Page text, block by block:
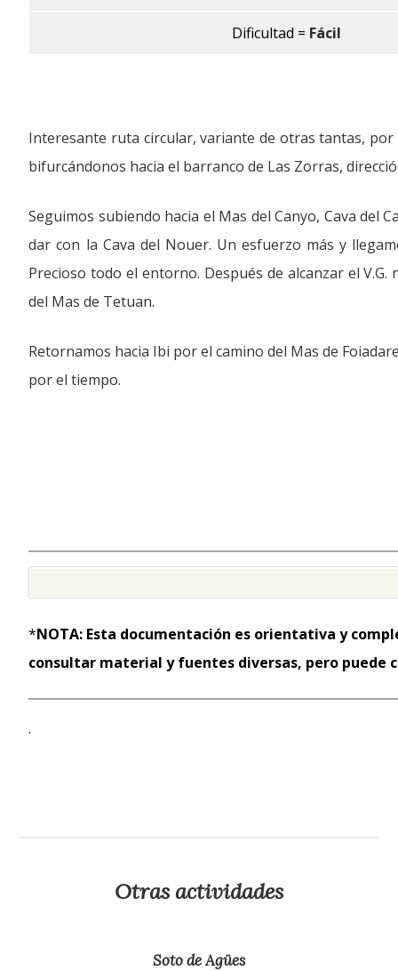
Dificultad = Fácil
Interesante ruta circular, variante de otras tantas, por
bifurcándonos hacia el barranco de Las Zorras,
Seguimos subiendo hacia el Mas del Canyo, Cava del
dar con la Cava del Nouer. Un esfuerzo más y
Precioso todo el entorno. Después de alcanzar el
del Mas de Tetuan.
Retornamos hacia Ibi por el camino del Mas de
por el tiempo.
*NOTA: Esta documentación es orientativa y
consultar material y fuentes diversas, pero puede
.
Otras actividades
Soto de Agües